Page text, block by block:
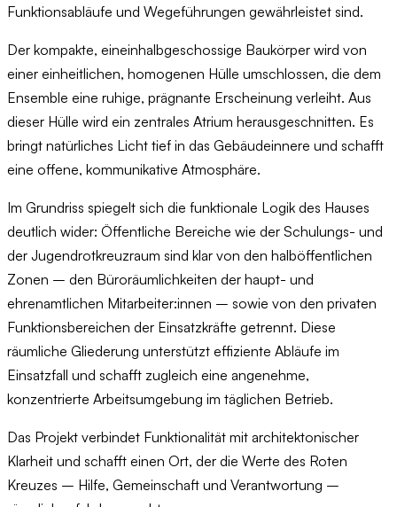
Funktionsabläufe und Wegeführungen gewährleistet sind.
Der kompakte, eineinhalbgeschossige Baukörper wird von
einer einheitlichen, homogenen Hülle umschlossen, die dem
Ensemble eine ruhige, prägnante Erscheinung verleiht. Aus
dieser Hülle wird ein zentrales Atrium herausgeschnitten. Es
bringt natürliches Licht tief in das Gebäudeinnere und schafft
eine offene, kommunikative Atmosphäre.
Im Grundriss spiegelt sich die funktionale Logik des Hauses
deutlich wider: Öffentliche Bereiche wie der Schulungs- und
der Jugendrotkreuzraum sind klar von den halböffentlichen
Zonen – den Büroräumlichkeiten der haupt- und
ehrenamtlichen Mitarbeiter:innen – sowie von den privaten
Funktionsbereichen der Einsatzkräfte getrennt. Diese
räumliche Gliederung unterstützt effiziente Abläufe im
Einsatzfall und schafft zugleich eine angenehme,
konzentrierte Arbeitsumgebung im täglichen Betrieb.
Das Projekt verbindet Funktionalität mit architektonischer
Klarheit und schafft einen Ort, der die Werte des Roten
Kreuzes – Hilfe, Gemeinschaft und Verantwortung –